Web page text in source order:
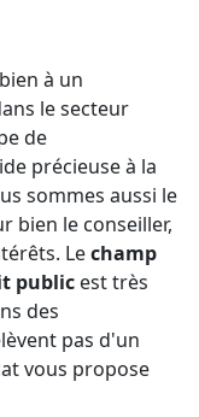
à un
le secteur
de
précieuse à la
sommes aussi le
bien le conseiller,
Lechamp
public est très
des
pas d'un
vous propose